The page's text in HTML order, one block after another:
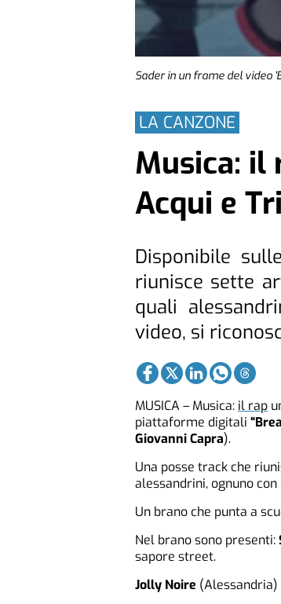
Sader in un frame del video
LA CANZONE
Musica: il
Acqui e
Disponibile
riunisce sette
quali
video, si
MUSICA – Musica: il rap
piattaforme digitali
Giovanni Capra).
Una posse track che
alessandrini, ognuno
Un brano che punta a
Nel brano sono presenti:
sapore street.
Jolly Noire